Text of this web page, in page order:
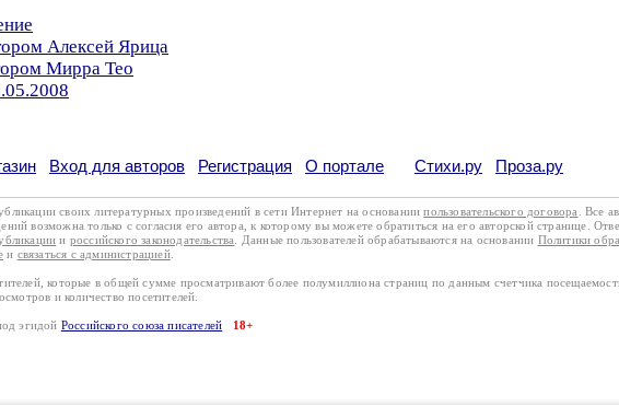
Алексей Ярица
Мирра Тео
Вход для авторов Регистрация О портале Стихи.ру Проза.ру
своих литературных произведений в сети Интернет на основаниипользовательского договора
. Все
возможна только с согласия его автора, к которому вы можете обратиться на его авторской странице.
и российского законодательства . Данные пользователей обрабатываются на основании Политики
и связаться с администрацией.
которые в общей сумме просматривают более полумиллиона страниц по данным счетчика
и количество посетителей.
эгидой Российского союза писателей 18+